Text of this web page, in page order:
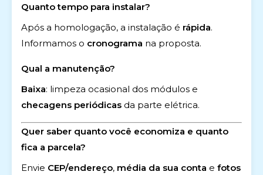
Quanto tempo para instalar?
Após a homologação, a instalação é rápida.
Informamos o cronograma na proposta.
Qual a manutenção?
Baixa: limpeza ocasional dos módulos e
checagens periódicas da parte elétrica.
Quer saber quanto você economiza e quanto
fica a parcela?
Envie CEP/endereço, média da sua conta e fotos